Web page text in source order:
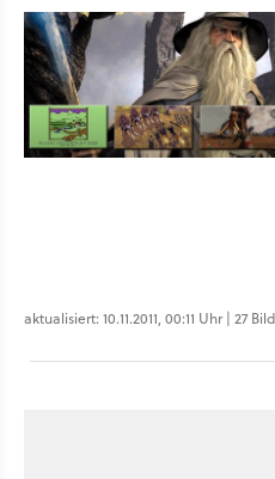
aktualisiert: 10.11.2011, 00:11 Uhr | 27